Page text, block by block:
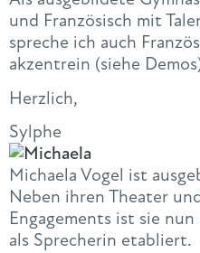
und Französisch mit
spreche ich auch
akzentrein (siehe
Herzlich,
Sylphe
Michaela Vogel ist
Neben ihren Theater
Engagements ist sie
als Sprecherin etabliert.